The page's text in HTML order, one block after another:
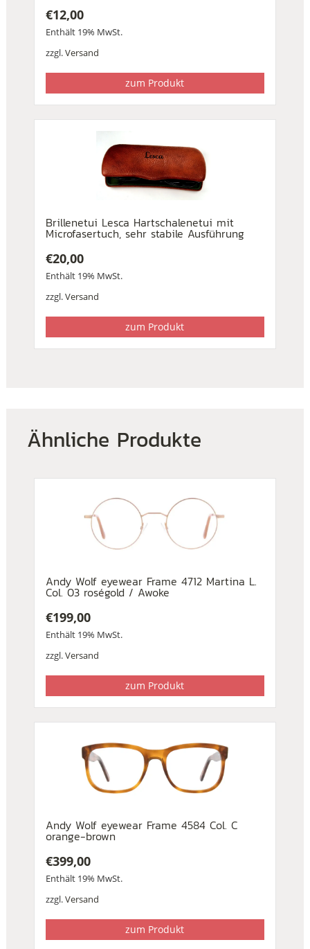
€12,00
Enthält 19% MwSt.
zzgl.Versand
zum Produkt
Brillenetui Lesca Hartschalenetui mit
Microfasertuch, sehr stabile Ausführung
€20,00
Enthält 19% MwSt.
zzgl.Versand
zum Produkt
Ähnliche Produkte
Andy Wolf eyewear Frame 4712 Martina L.
Col. 03 roségold / Awoke
€199,00
Enthält 19% MwSt.
zzgl.Versand
zum Produkt
Andy Wolf eyewear Frame 4584 Col. C
orange-brown
€399,00
Enthält 19% MwSt.
zzgl.Versand
zum Produkt